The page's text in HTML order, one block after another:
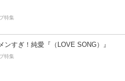
特集
ンすぎ！純愛『（LOVE SONG）』
特集